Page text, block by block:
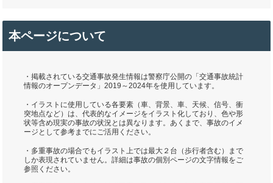
本ページについて
・掲載されている交通事故発生情報は警察庁公開の「交通事故統計
情報のオープンデータ」2019～2024年を使用しています。
・イラストに使用している各要素（車、背景、車、天候、信号、衝
突地点など）は、代表的なイメージをイラスト化しており、色や形
状等含め現実の事故の状況とは異なります。あくまで、事故のイメ
ージとして参考までにご活用ください。
・多重事故の場合でもイラスト上では最大２台（歩行者含む）まで
しか表現されていません。詳細は事故の個別ページの文字情報をご
参照ください。